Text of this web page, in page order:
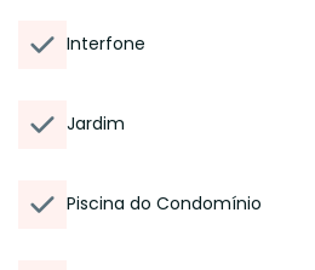
Interfone
Jardim
Piscina do Condomínio